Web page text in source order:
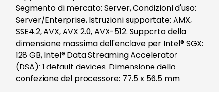
Segmento di mercato: Server, Condizioni d'uso:
Server/Enterprise, Istruzioni supportate: AMX,
SSE4.2, AVX, AVX 2.0, AVX-512. Supporto della
dimensione massima dell'enclave per Intel® SGX:
128 GB, Intel® Data Streaming Accelerator
(DSA): 1 default devices. Dimensione della
confezione del processore: 77.5 x 56.5 mm